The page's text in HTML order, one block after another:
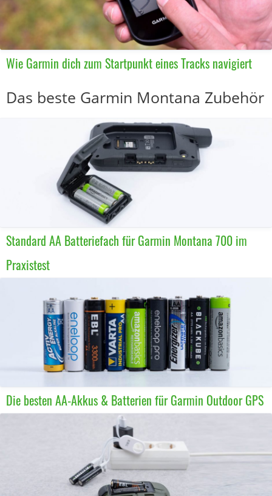
Wie Garmin dich zum Startpunkt eines Tracks navigiert
Das beste Garmin Montana Zubehör
Standard AA Batteriefach für Garmin Montana 700 im
Praxistest
Die besten AA-Akkus & Batterien für Garmin Outdoor GPS